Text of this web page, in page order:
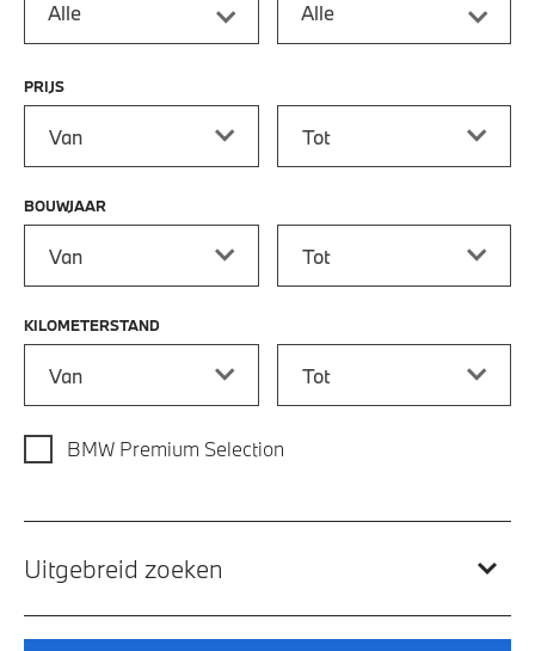
Alle Alle
PRIJS
BOUWJAAR
KILOMETERSTAND
BMW Premium Selection
Uitgebreid zoeken